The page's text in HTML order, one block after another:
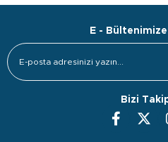
E -
Bizi